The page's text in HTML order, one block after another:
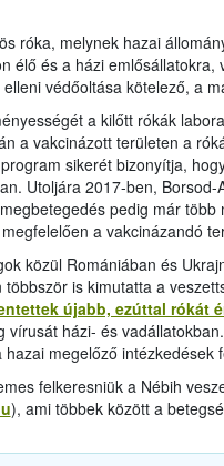
róka, melynek hazai
élő és a házi
védőoltása kötelező, a
a kilőtt rókák
a vakcinázott területen a
sikerét bizonyítja,
Utoljára 2017-ben,
pedig már
a vakcinázandó
közül Romániában és
is kimutatta a
újabb, ezúttal rókát
vírusát házi- és
megelőző intézkedések
felkeresniük a Nébih
), ami többek között a